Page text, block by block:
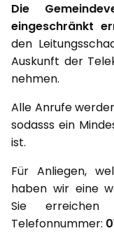
Die
eingeschränkt
den
Auskunft der
nehmen.
Alle Anrufe
sodasss ein
ist.
Für Anliegen,
haben wir eine
Sie
Telefonnummer: